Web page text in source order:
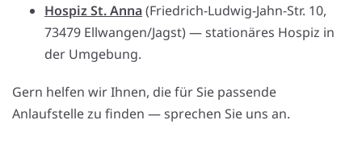
Hospiz St. Anna(Friedrich-Ludwig-Jahn-Str. 10,
73479 Ellwangen/Jagst) — stationäres Hospiz in
der Umgebung.
Gern helfen wir Ihnen, die für Sie passende
Anlaufstelle zu finden — sprechen Sie uns an.